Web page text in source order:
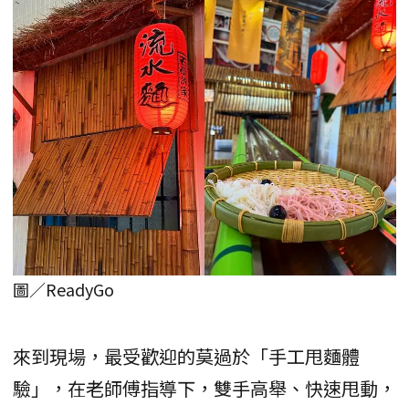
圖／ReadyGo
來到現場，最受歡迎的莫過於「手工甩麵體
驗」，在老師傅指導下，雙手高舉、快速甩動，